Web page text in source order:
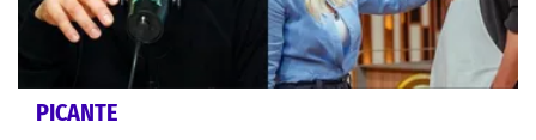
PICANTE